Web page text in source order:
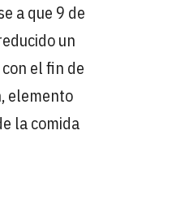
a que 9 de
un
el fin de
elemento
la comida